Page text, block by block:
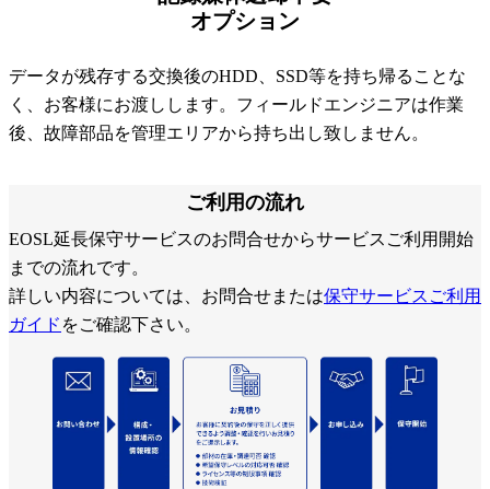
オプション
データが残存する交換後のHDD、SSD等を持ち帰ることな
く、お客様にお渡しします。フィールドエンジニアは作業
後、故障部品を管理エリアから持ち出し致しません。
ご利用の流れ
EOSL延長保守サービスのお問合せからサービスご利用開始
までの流れです。
詳しい内容については、お問合せまたは保守サービスご利用
ガイド をご確認下さい。